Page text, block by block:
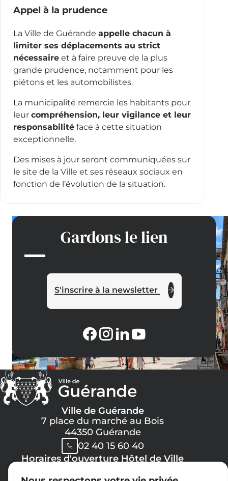
Appel à la prudence
La Ville de Guérande appelle chacun à
limiter ses déplacements au strict
nécessaireet à faire preuve de la plus
grande prudence, notamment pour les
piétons et les automobilistes.
La municipalité remercie les habitants pour
leur compréhension, leur vigilance et leur
responsabilitéface à cette situation
exceptionnelle.
Des mises à jour seront communiquées sur
le site de la Ville et ses réseaux sociaux en
fonction de l’évolution de la situation.
Gardons le lien
S'inscrire à la newsletter
Ville de Guérande
7 place du marché au Bois
44350 Guérande
02 40 15 60 40
Horaires d'ouverture Hôtel de Ville
Lundi, Mercredi, Jeudi, Vendredi :